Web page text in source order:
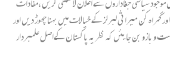
گمراہ کن میراثی لبرلز کے خیالات میں بہنا چھوڑ دیں اور
و بازو بن جایئں کہ نظریہ پاکستان کےاصل علمبردار